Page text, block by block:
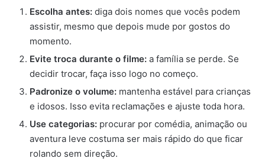
Escolha antes: diga dois nomes que vocês podem
assistir, mesmo que depois mude por gostos do
momento.
Evite troca durante o filme: a família se perde. Se
decidir trocar, faça isso logo no começo.
Padronize o volume: mantenha estável para crianças
e idosos. Isso evita reclamações e ajuste toda hora.
Use categorias: procurar por comédia, animação ou
aventura leve costuma ser mais rápido do que ficar
rolando sem direção.